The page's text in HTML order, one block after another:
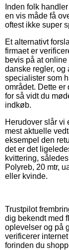
Inden folk
en vis måde få
oftest ikke super
Et alternativt
firmaet er
bevis på at
danske regler,
specialister som
området. Dette er
for så vidt du
indkøb.
Herudover slår vi
mest aktuelle
eksempel den
det er det
kvittering,
Polyreb, 20 mtr,
eller kvinde.
Trustpilot
dig bekendt med
oplevelser og på
verificerer
forinden du